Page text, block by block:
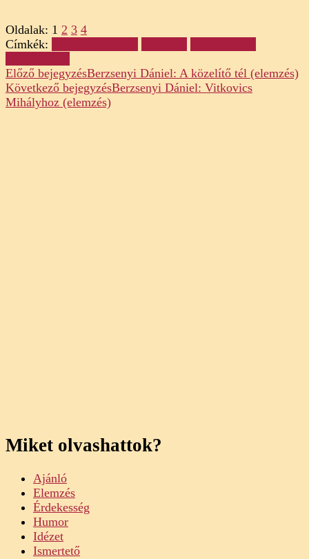
Oldalak: 1 2 3 4
Címkék:
Post
Navigation
Előző bejegyzésBerzsenyi Dániel: A közelítő tél (elemzés)
Következő bejegyzésBerzsenyi Dániel: Vitkovics
Mihályhoz (elemzés)
Miket olvashattok?
Ajánló
Elemzés
Érdekesség
Humor
Idézet
Ismertető